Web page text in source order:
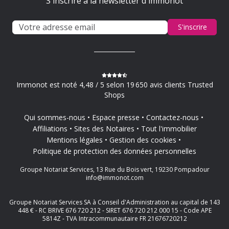
S'inscrire
Immonot est noté 4,48 / 5 selon 19 650 avis clients Trusted
Shops
Qui sommes-nous Espace presse
Contactez-nous
Affiliations
Sites des Notaires
Tout l'immobilier
Mentions légales
Gestion des cookies
Politique de protection des données personnelles
Groupe Notariat Services, 13 Rue du Bois vert, 19230 Pompadour
info@immonot.com
Groupe Notariat Services SA à Conseil d'Administration au capital de 143
448 € - RC BRIVE 676 720 212 - SIRET 676 720 212 000 15 - Code APE
5814Z - TVA Intracommunautaire FR 21676720212